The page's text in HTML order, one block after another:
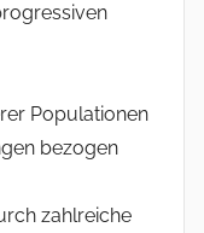
Populationen
bezogen
zahlreiche